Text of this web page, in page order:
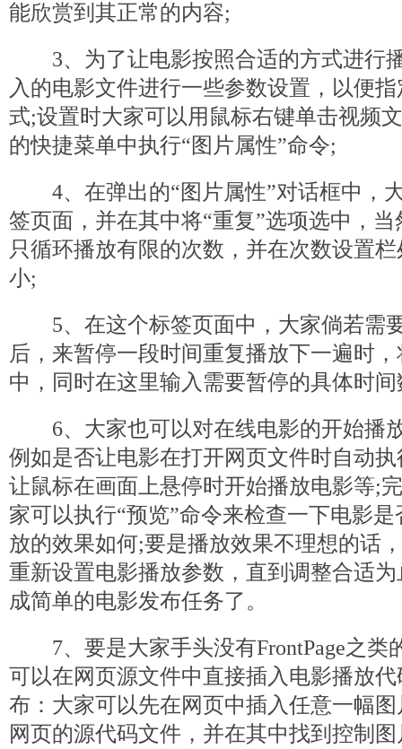
能欣赏到其正常的内容;
3、为了让电影按照合适的方式进行
入的电影文件进行一些参数设置，以便
式;设置时大家可以用鼠标右键单击视频
的快捷菜单中执行“图片属性”命令;
4、在弹出的“图片属性”对话框中，
签页面，并在其中将“重复”选项选中，
只循环播放有限的次数，并在次数设置
小;
5、在这个标签页面中，大家倘若需
后，来暂停一段时间重复播放下一遍时
中，同时在这里输入需要暂停的具体时
6、大家也可以对在线电影的开始播
例如是否让电影在打开网页文件时自动
让鼠标在画面上悬停时开始播放电影等;
家可以执行“预览”命令来检查一下电影
放的效果如何;要是播放效果不理想的话
重新设置电影播放参数，直到调整合适
成简单的电影发布任务了。
7、要是大家手头没有FrontPage之类
可以在网页源文件中直接插入电影播放
布：大家可以先在网页中插入任意一幅
网页的源代码文件，并在其中找到控制图